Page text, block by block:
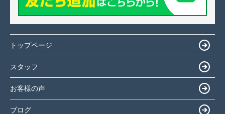
トップページ
スタッフ
お客様の声
ブログ